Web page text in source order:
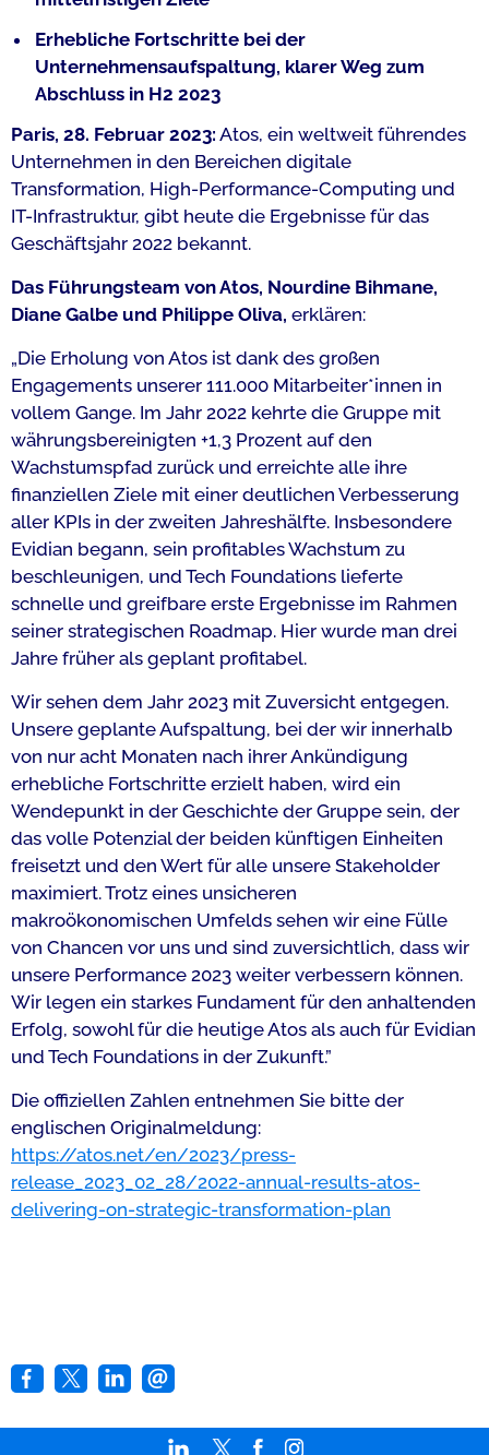
Erhebliche Fortschritte bei der
Unternehmensaufspaltung, klarer Weg zum
Abschluss in H2 2023
Paris, 28. Februar 2023: Atos, ein weltweit führendes
Unternehmen in den Bereichen digitale
Transformation, High-Performance-Computing und
IT-Infrastruktur, gibt heute die Ergebnisse für das
Geschäftsjahr 2022 bekannt.
Das Führungsteam von Atos, Nourdine Bihmane,
Diane Galbe und Philippe Oliva, erklären:
„Die Erholung von Atos ist dank des großen
Engagements unserer 111.000 Mitarbeiter*innen in
vollem Gange. Im Jahr 2022 kehrte die Gruppe mit
währungsbereinigten +1,3 Prozent auf den
Wachstumspfad zurück und erreichte alle ihre
finanziellen Ziele mit einer deutlichen Verbesserung
aller KPIs in der zweiten Jahreshälfte. Insbesondere
Evidian begann, sein profitables Wachstum zu
beschleunigen, und Tech Foundations lieferte
schnelle und greifbare erste Ergebnisse im Rahmen
seiner strategischen Roadmap. Hier wurde man drei
Jahre früher als geplant profitabel.
Wir sehen dem Jahr 2023 mit Zuversicht entgegen.
Unsere geplante Aufspaltung, bei der wir innerhalb
von nur acht Monaten nach ihrer Ankündigung
erhebliche Fortschritte erzielt haben, wird ein
Wendepunkt in der Geschichte der Gruppe sein, der
das volle Potenzial der beiden künftigen Einheiten
freisetzt und den Wert für alle unsere Stakeholder
maximiert. Trotz eines unsicheren
makroökonomischen Umfelds sehen wir eine Fülle
von Chancen vor uns und sind zuversichtlich, dass wir
unsere Performance 2023 weiter verbessern können.
Wir legen ein starkes Fundament für den anhaltenden
Erfolg, sowohl für die heutige Atos als auch für Evidian
und Tech Foundations in der Zukunft.”
Die offiziellen Zahlen entnehmen Sie bitte der
englischen Originalmeldung:
https://atos.net/en/2023/press-
release_2023_02_28/2022-annual-results-atos-
delivering-on-strategic-transformation-plan